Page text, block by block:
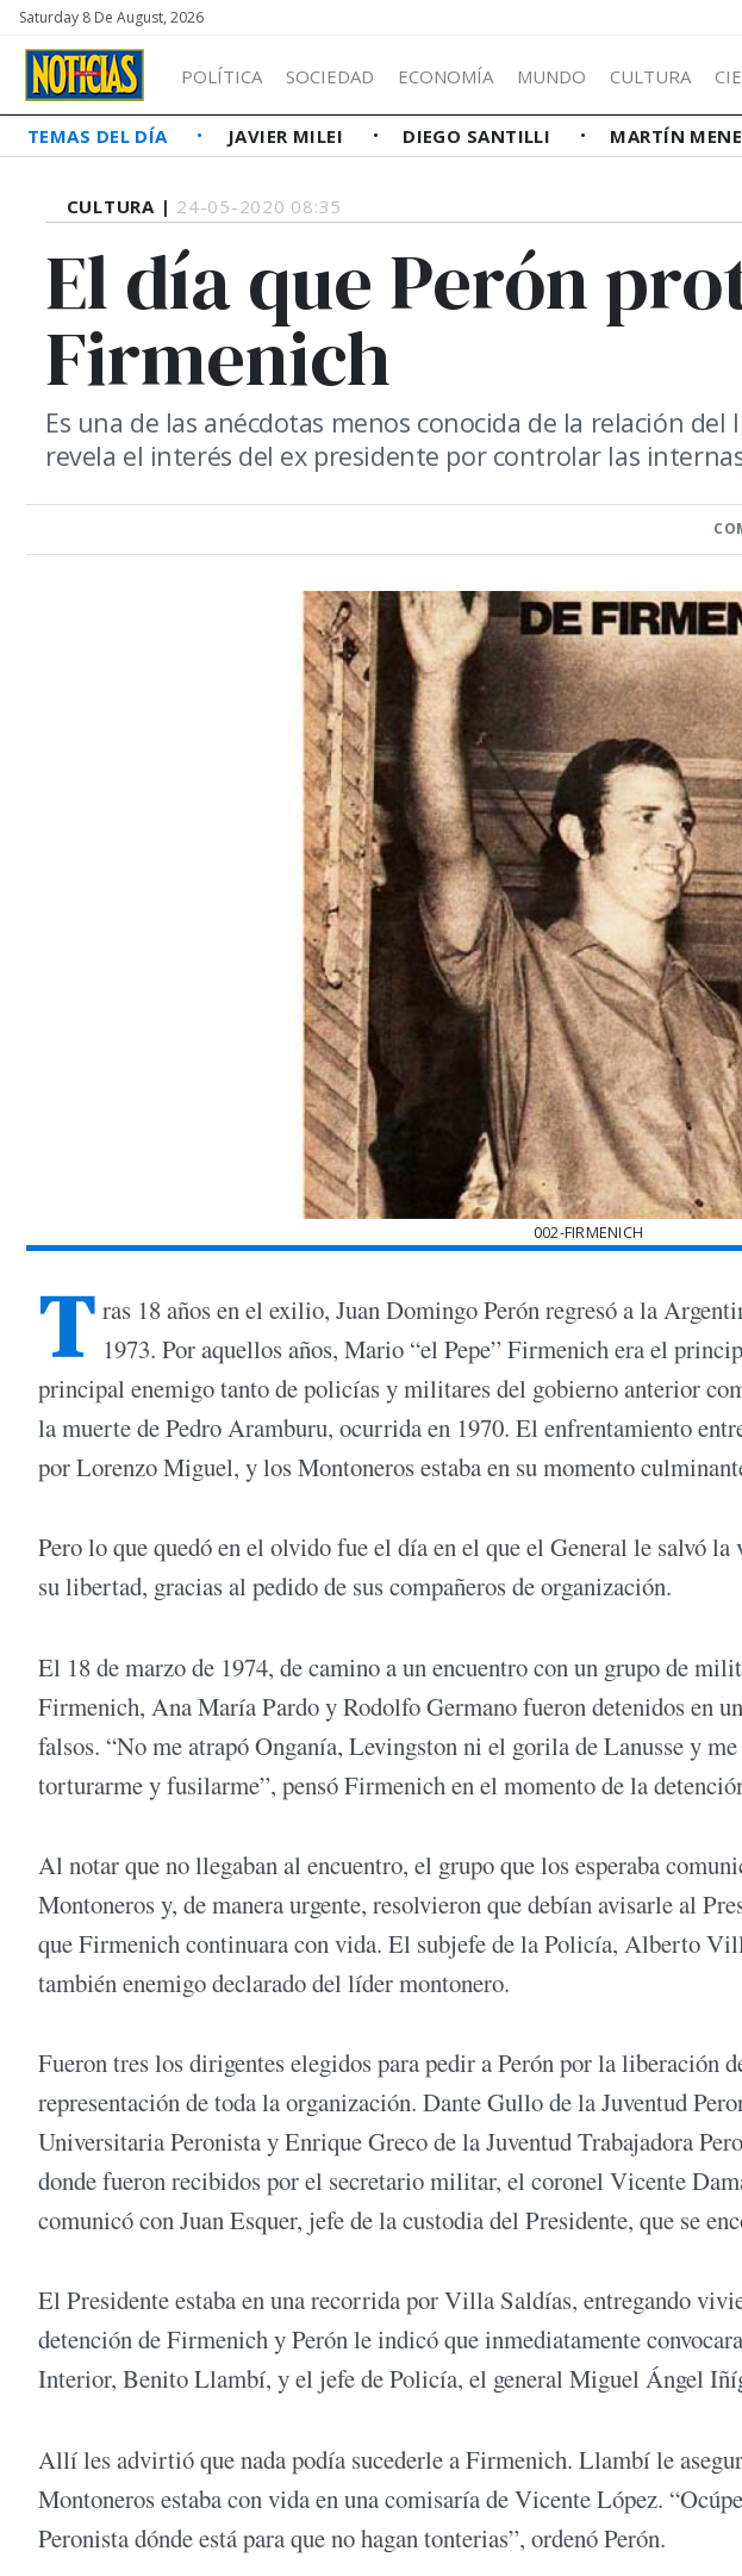
Saturday 8 De August, 2026
POLÍTICA SOCIEDAD ECONOMÍA MUNDO CULTURA
TEMAS DEL DÍA JAVIER MILEI DIEGO SANTILLI MARTÍN
CULTURA | 24-05-2020 08:35
El día que Perón
Firmenich
Es una de las anécdotas menos conocida de la relación
revela el interés del ex presidente por controlar las
002-FIRMENICH
T ras 18 años en el exilio, Juan Domingo Perón regresó a la
1973. Por aquellos años, Mario “el Pepe” Firmenich era el
principal enemigo tanto de policías y militares del gobierno anterior
la muerte de Pedro Aramburu, ocurrida en 1970. El enfrentamiento
por Lorenzo Miguel, y los Montoneros estaba en su momento
Pero lo que quedó en el olvido fue el día en el que el General le salvó
su libertad, gracias al pedido de sus compañeros de organización.
El 18 de marzo de 1974, de camino a un encuentro con un grupo de
Firmenich, Ana María Pardo y Rodolfo Germano fueron detenidos en
falsos. “No me atrapó Onganía, Levingston ni el gorila de Lanusse y me
torturarme y fusilarme”, pensó Firmenich en el momento de la
Al notar que no llegaban al encuentro, el grupo que los esperaba
Montoneros y, de manera urgente, resolvieron que debían avisarle al
que Firmenich continuara con vida. El subjefe de la Policía, Alberto
también enemigo declarado del líder montonero.
Fueron tres los dirigentes elegidos para pedir a Perón por la liberación
representación de toda la organización. Dante Gullo de la Juventud
Universitaria Peronista y Enrique Greco de la Juventud Trabajadora
donde fueron recibidos por el secretario militar, el coronel Vicente
comunicó con Juan Esquer, jefe de la custodia del Presidente, que se
El Presidente estaba en una recorrida por Villa Saldías, entregando
detención de Firmenich y Perón le indicó que inmediatamente
Interior, Benito Llambí, y el jefe de Policía, el general Miguel Ángel
Allí les advirtió que nada podía sucederle a Firmenich. Llambí le
Montoneros estaba con vida en una comisaría de Vicente López.
Peronista dónde está para que no hagan tonterias”, ordenó Perón.